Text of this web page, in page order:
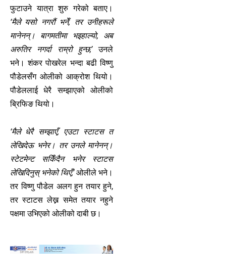
फुटाउने यात्रा शुरु गरेको बताए।
‘मैले यसो नगरौं भनेँ, तर उनीहरूले
मानेनन्। बागमतीमा भइहाल्यो, अब
अरुतिर नगर्दा राम्रो हुन्छ,’उनले
भने। शंकर पोखरेल भन्दा बढी विष्णु
पौडेलसँग ओलीको आक्रोश थियो।
पौडेललाई धेरै सम्झाएको ओलीको
ब्रिफिङ थियो।
‘मैले धेरै सम्झाएँ, एउटा स्टाटस त
लेखिदेऊ भनेर। तर उनले मानेनन्।
स्टेटमेन्ट सकिँदैन भनेर स्टाटस
लेखिदिनुस् भनेको थिएँ,’ओलीले भने।
तर विष्णु पौडेल अलग हुन तयार हुने,
तर स्टाटस लेख्न समेत तयार नहुने
पक्षमा उभिएको ओलीको दाबी छ।